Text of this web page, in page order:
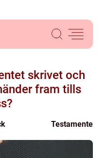
skrivet och
fram tills
Testamente